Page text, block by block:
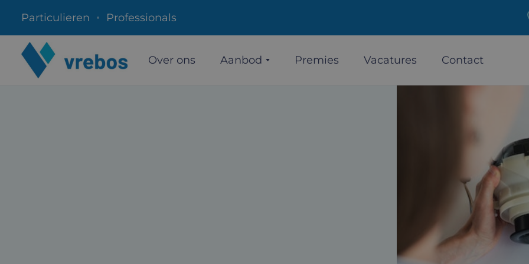
Particulieren Professionals
Over ons Aanbod Premies Vacatures Contact